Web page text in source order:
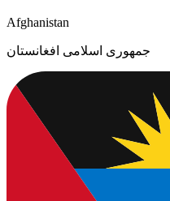
Afghanistan
جمهوری اسلامی افغانستان